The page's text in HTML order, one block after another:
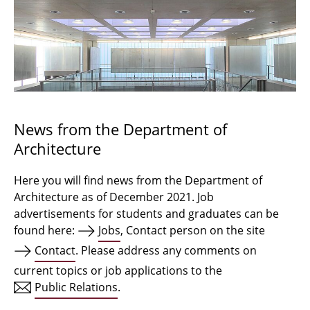
Admission procedure 2024
Bachelor Architecture
Bachelor Architecture+
Qualification profile
Semester Programme
Internationales
Facilities
News from the Department of
Architecture
Here you will find news from the Department of
Architecture as of December 2021. Job
advertisements for students and graduates can be
found here:
Jobs, Contact person on the site
Contact. Please address any comments on
current topics or job applications to the
Public Relations.